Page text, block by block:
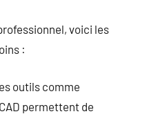
voici les
:
outils comme
permettent de